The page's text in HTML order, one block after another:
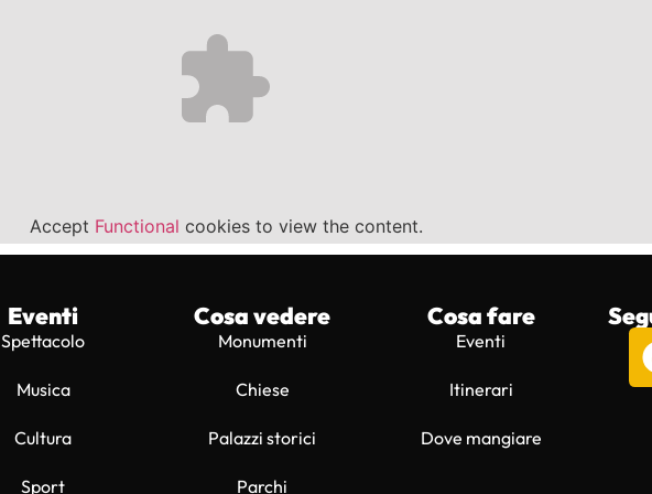
Accept Functional cookies to view the content.
Eventi
Spettacolo
Musica
Cultura
Sport
Cosa vedere
Monumenti
Chiese
Palazzi storici
Parchi
Cosa fare
Eventi
Itinerari
Dove mangiare